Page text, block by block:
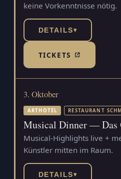
keine Vorkenntnisse nötig.
DETAILS▾
TICKETS(TICKETSHOP,
3. Oktober
ARTHOTEL RESTAURANT
Musical Dinner — Das
Musical-Highlights live +
Künstler mitten im Raum.
DETAILS▾